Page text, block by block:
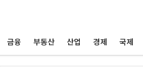
금융 부동산 산업 경제 국제